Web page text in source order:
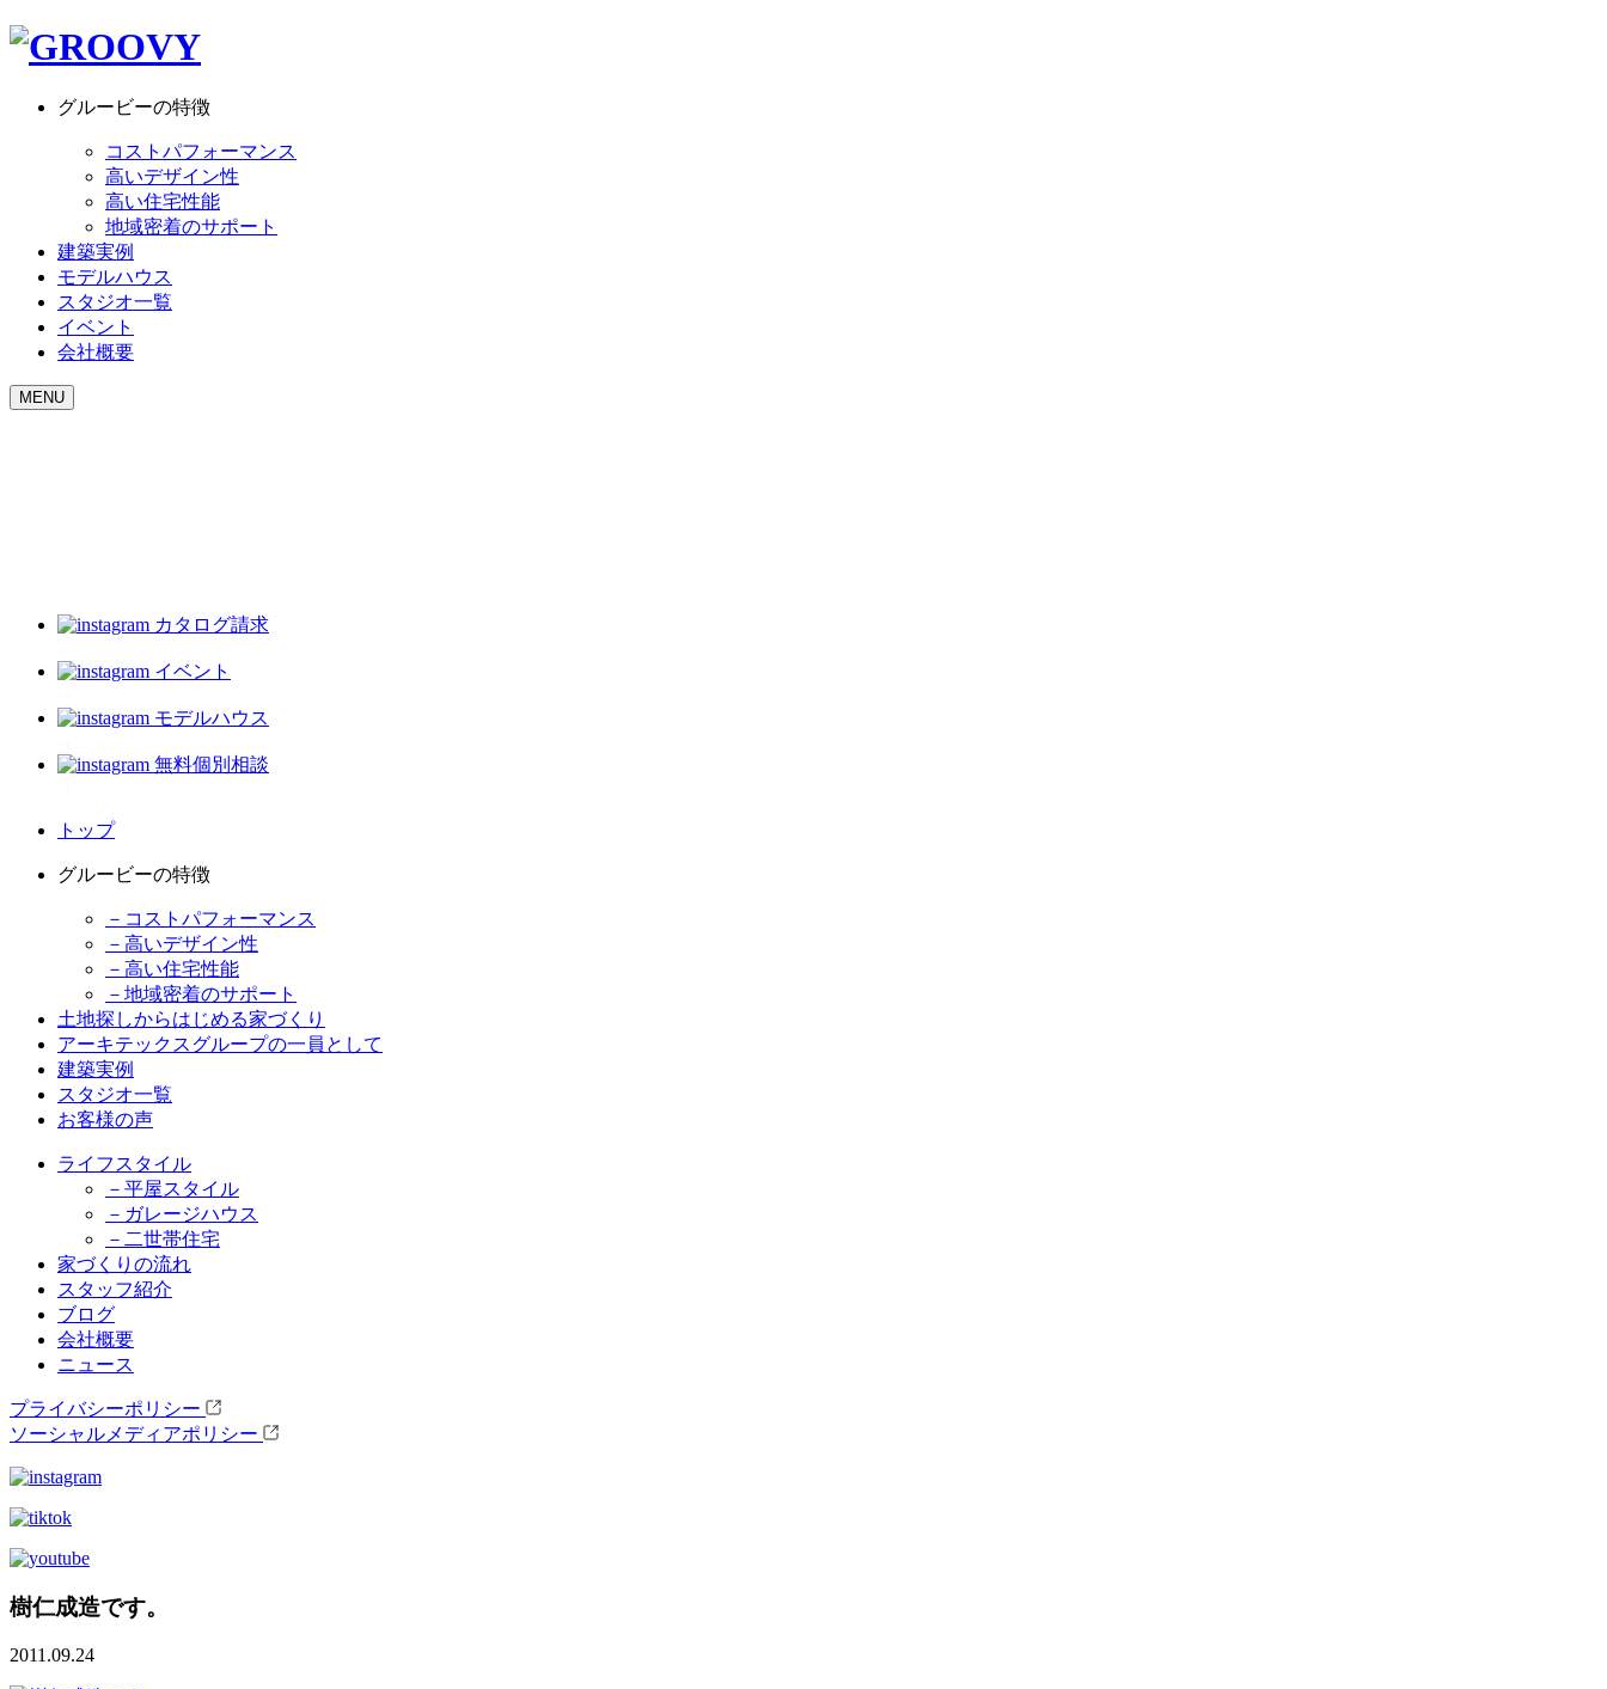
グルービーの特徴
コストパフォーマンス
高いデザイン性
高い住宅性能
地域密着のサポート
建築実例
モデルハウス
スタジオ一覧
イベント
会社概要
MENU
カタログ請求
イベント
モデルハウス
無料個別相談
トップ
グルービーの特徴
－コストパフォーマンス
－高いデザイン性
－高い住宅性能
－地域密着のサポート
土地探しからはじめる家づくり
アーキテックスグループの一員として
建築実例
スタジオ一覧
お客様の声
ライフスタイル
－平屋スタイル
－ガレージハウス
－二世帯住宅
家づくりの流れ
スタッフ紹介
ブログ
会社概要
ニュース
プライバシーポリシー
ソーシャルメディアポリシー
樹仁成造です。
2011.09.24